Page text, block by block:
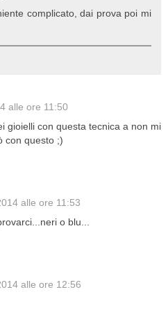
complicato, dai prova poi mi
alle ore 11:50
gioielli con questa tecnica a non mi
con questo ;)
alle ore 11:53
o blu...
alle ore 12:56